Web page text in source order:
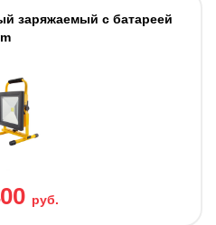
заряжаемый с батареей
руб.